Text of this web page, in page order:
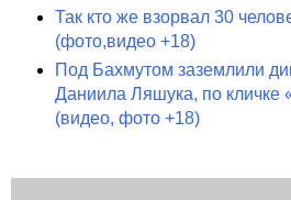
Так кто же взорвал 30
(фото,видео +18)
Под Бахмутом заземлили
Даниила Ляшука, по кличке
(видео, фото +18)